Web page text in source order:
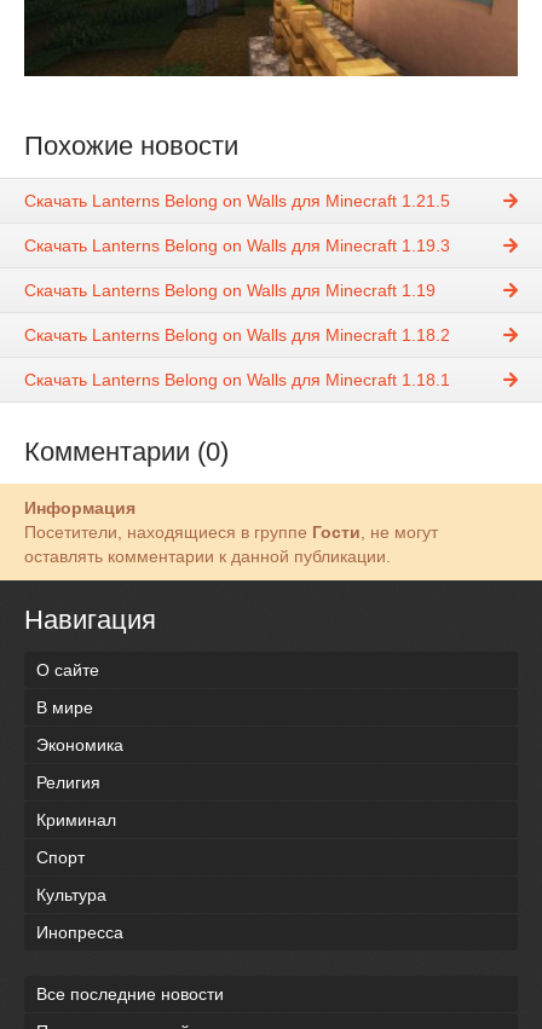
Похожие новости
Скачать Lanterns Belong on Walls для Minecraft 1.21.5
Скачать Lanterns Belong on Walls для Minecraft 1.19.3
Скачать Lanterns Belong on Walls для Minecraft 1.19
Скачать Lanterns Belong on Walls для Minecraft 1.18.2
Скачать Lanterns Belong on Walls для Minecraft 1.18.1
Комментарии (0)
Информация
Посетители, находящиеся в группе Гости , не могут
оставлять комментарии к данной публикации.
Навигация
О сайте
В мире
Экономика
Религия
Криминал
Спорт
Культура
Инопресса
Все последние новости